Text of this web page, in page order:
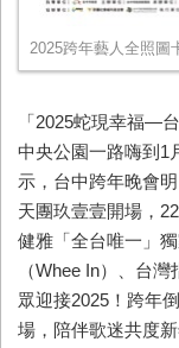
2025跨年藝人全照圖
「2025蛇現幸福—
中央公園一路嗨到 1
示，台中跨年晚會
天團玖壹壹開場， 22
健雅「全台唯一」
（Whee In）、台灣
眾迎接2025 ！跨年
場，陪伴歌迷共度